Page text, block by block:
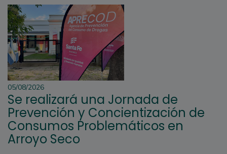
05/08/2026
Se realizará una Jornada de
Prevención y Concientización de
Consumos Problemáticos en
Arroyo Seco